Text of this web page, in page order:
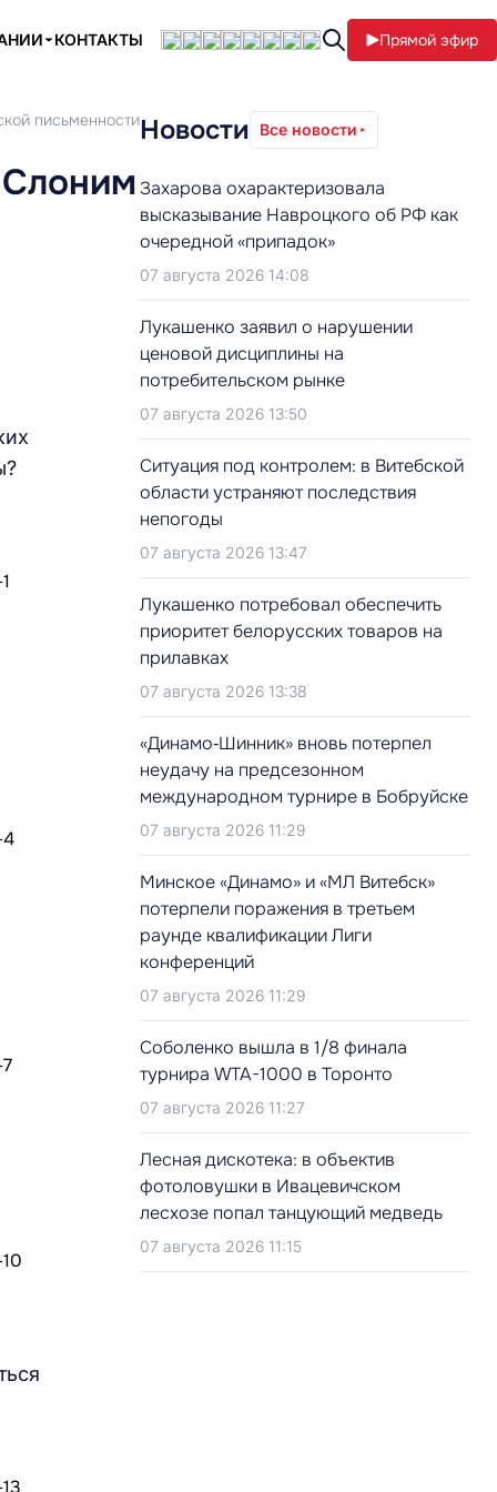
КОНТАКТЫ Прямой эфир
письменностиНовости Все новости
Захарова охарактеризовала
высказывание Навроцкого об РФ как
очередной «припадок»
07 августа 2026 14:08
Лукашенко заявил о нарушении
ценовой дисциплины на
потребительском рынке
07 августа 2026 13:50
Ситуация под контролем: в Витебской
области устраняют последствия
непогоды
07 августа 2026 13:47
Лукашенко потребовал обеспечить
приоритет белорусских товаров на
прилавках
07 августа 2026 13:38
«Динамо‑Шинник» вновь потерпел
неудачу на предсезонном
международном турнире в Бобруйске
07 августа 2026 11:29
Минское «Динамо» и «МЛ Витебск»
потерпели поражения в третьем
раунде квалификации Лиги
конференций
07 августа 2026 11:29
Соболенко вышла в 1/8 финала
турнира WTA-1000 в Торонто
07 августа 2026 11:27
Лесная дискотека: в объектив
фотоловушки в Ивацевичском
лесхозе попал танцующий медведь
07 августа 2026 11:15